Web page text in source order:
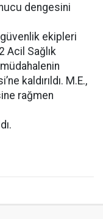
dengesini
ekipleri
Acil Sağlık
kaldırıldı. M.E.,
rağmen